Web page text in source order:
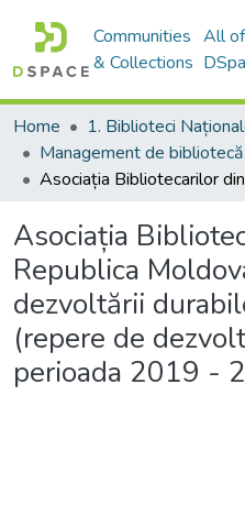
Communities
& Collections
All of
Home 1. Biblioteci
Management de bibliotecă
Asociația
Republica
dezvoltării
(repere de
perioada 2019 -